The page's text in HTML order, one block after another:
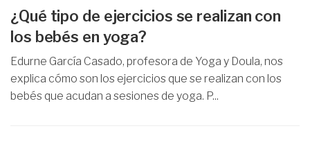
¿Qué tipo de ejercicios se realizan con
los bebés en yoga?
Edurne García Casado, profesora de Yoga y Doula, nos
explica cómo son los ejercicios que se realizan con los
bebés que acudan a sesiones de yoga. P...